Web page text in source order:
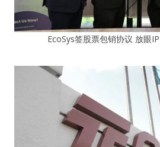
EcoSys签股票包销协议 放眼